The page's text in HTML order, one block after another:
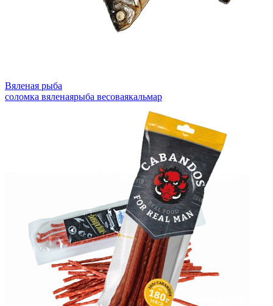
Вяленая рыба
соломка вяленаярыба весоваякальмар